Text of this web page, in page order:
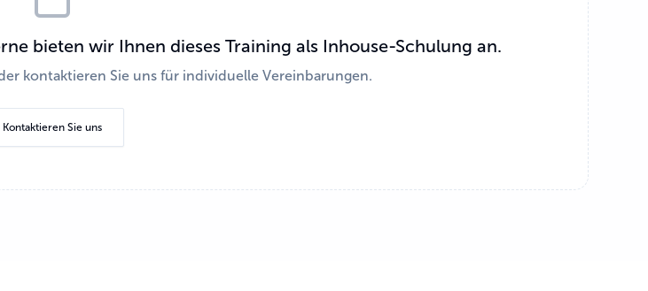
bieten wir Ihnen dieses Training als Inhouse-Schulung an.
kontaktieren Sie uns für individuelle Vereinbarungen.
Kontaktieren Sie uns